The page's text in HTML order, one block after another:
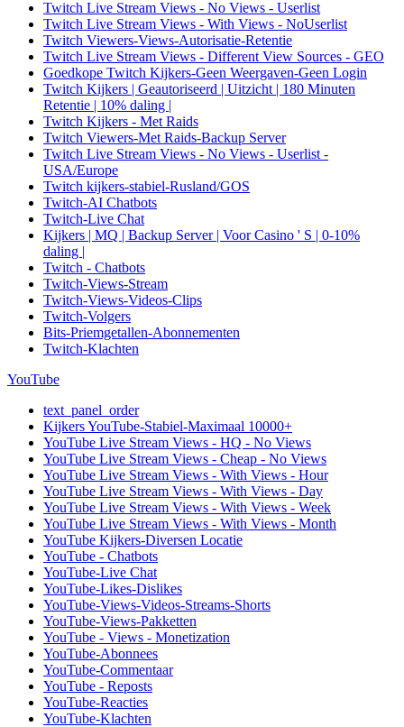
Twitch Live Stream Views - No Views - Userlist
Twitch Live Stream Views - With Views - NoUserlist
Twitch Viewers-Views-Autorisatie-Retentie
Twitch Live Stream Views - Different View Sources - GEO
Goedkope Twitch Kijkers-Geen Weergaven-Geen Login
Twitch Kijkers | Geautoriseerd | Uitzicht | 180 Minuten
Retentie | 10% daling |
Twitch Kijkers - Met Raids
Twitch Viewers-Met Raids-Backup Server
Twitch Live Stream Views - No Views - Userlist -
USA/Europe
Twitch kijkers-stabiel-Rusland/GOS
Twitch-AI Chatbots
Twitch-Live Chat
Kijkers | MQ | Backup Server | Voor Casino ' S | 0-10%
daling |
Twitch - Chatbots
Twitch-Views-Stream
Twitch-Views-Videos-Clips
Twitch-Volgers
Bits-Priemgetallen-Abonnementen
Twitch-Klachten
YouTube
text_panel_order
Kijkers YouTube-Stabiel-Maximaal 10000+
YouTube Live Stream Views - HQ - No Views
YouTube Live Stream Views - Cheap - No Views
YouTube Live Stream Views - With Views - Hour
YouTube Live Stream Views - With Views - Day
YouTube Live Stream Views - With Views - Week
YouTube Live Stream Views - With Views - Month
YouTube Kijkers-Diversen Locatie
YouTube - Chatbots
YouTube-Live Chat
YouTube-Likes-Dislikes
YouTube-Views-Videos-Streams-Shorts
YouTube-Views-Pakketten
YouTube - Views - Monetization
YouTube-Abonnees
YouTube-Commentaar
YouTube - Reposts
YouTube-Reacties
YouTube-Klachten